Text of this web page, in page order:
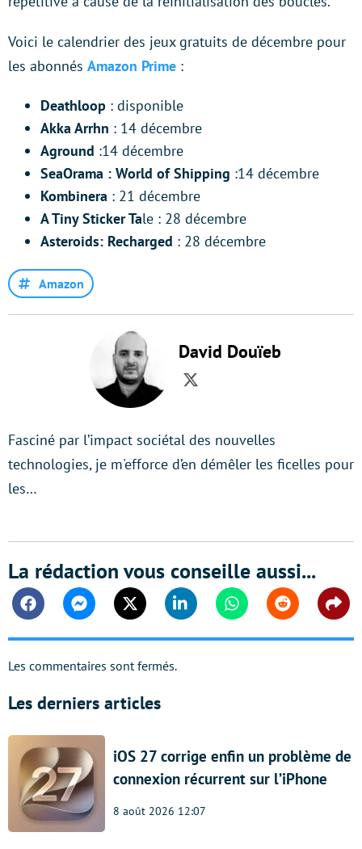
Voici le calendrier des jeux gratuits de décembre pour
les abonnés Amazon Prime :
Deathloop : disponible
Akka Arrhn : 14 décembre
Aground :14 décembre
SeaOrama : World of Shipping :14 décembre
Kombinera : 21 décembre
A Tiny Sticker Tale : 28 décembre
Asteroids: Recharged : 28 décembre
Amazon
David Douïeb
Twitter
Fasciné par l’impact sociétal des nouvelles
technologies, je m'efforce d’en démêler les ficelles pour
les…
La rédaction vous conseille aussi...
FacebookMessengerTwitter Linkedin WhatsappReddit
Les commentaires sont fermés.
Les derniers articles
iOS 27 corrige enfin un problème de
connexion récurrent sur l’iPhone
8 août 2026 12:07